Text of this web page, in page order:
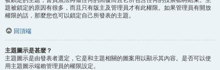
題被鎖定的原因有很多，而且只有版主及管理員才有此權限。如果管理員有開放
權限的話，那麼您也可以鎖定自己所發表的主題。
回頂端
主題圖示是甚麼？
主題圖示是由發表者選定，它是和主題相關的圖案用以顯示其內容。是否可以使
用主題圖示端賴管理員的權限設定。